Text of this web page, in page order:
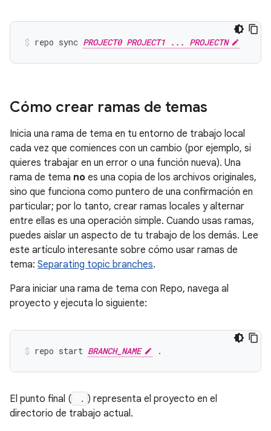
repo sync PROJECT0 PROJECT1 ... PROJECTN
Cómo crear ramas de temas
Inicia una rama de tema en tu entorno de trabajo local
cada vez que comiences con un cambio (por ejemplo, si
quieres trabajar en un error o una función nueva). Una
rama de tema no es una copia de los archivos originales,
sino que funciona como puntero de una confirmación en
particular; por lo tanto, crear ramas locales y alternar
entre ellas es una operación simple. Cuando usas ramas,
puedes aislar un aspecto de tu trabajo de los demás. Lee
este artículo interesante sobre cómo usar ramas de
tema: Separating topic branches.
Para iniciar una rama de tema con Repo, navega al
proyecto y ejecuta lo siguiente:
repo start BRANCH_NAME
El punto final ( . ) representa el proyecto en el
directorio de trabajo actual.